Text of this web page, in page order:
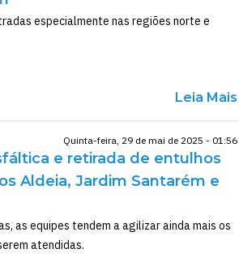
especialmente nas regiões norte e
Leia Mais
Quinta-feira, 29 de mai de 2025 - 01:56
e retirada de entulhos
Aldeia, Jardim Santarém e
as equipes tendem a agilizar ainda mais os
atendidas.